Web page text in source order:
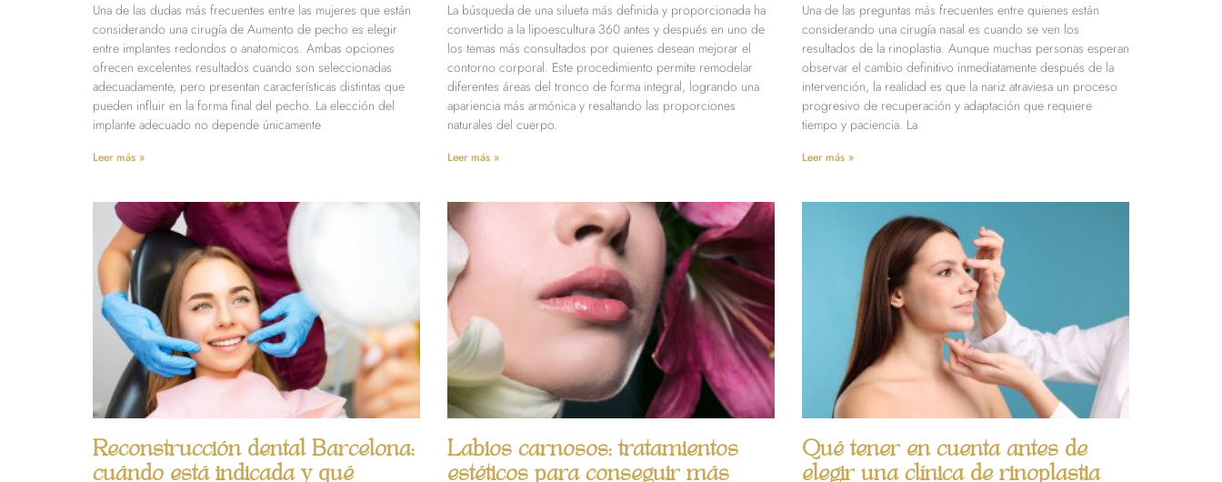
Una de las dudas más frecuentes entre las mujeres que están
considerando una cirugía de Aumento de pecho es elegir
entre implantes redondos o anatomicos. Ambas opciones
ofrecen excelentes resultados cuando son seleccionadas
adecuadamente, pero presentan características distintas que
pueden influir en la forma final del pecho. La elección del
implante adecuado no depende únicamente
Leer más »
La búsqueda de una silueta más definida y proporcionada ha
convertido a la lipoescultura 360 antes y después en uno de
los temas más consultados por quienes desean mejorar el
contorno corporal. Este procedimiento permite remodelar
diferentes áreas del tronco de forma integral, logrando una
apariencia más armónica y resaltando las proporciones
naturales del cuerpo.
Leer más »
Una de las preguntas más frecuentes entre quienes están
considerando una cirugía nasal es cuando se ven los
resultados de la rinoplastia. Aunque muchas personas esperan
observar el cambio definitivo inmediatamente después de la
intervención, la realidad es que la nariz atraviesa un proceso
progresivo de recuperación y adaptación que requiere
tiempo y paciencia. La
Leer más »
Reconstrucción dental Barcelona:
cuándo está indicada y qué
Labios carnosos: tratamientos
estéticos para conseguir más
Qué tener en cuenta antes de
elegir una clínica de rinoplastia